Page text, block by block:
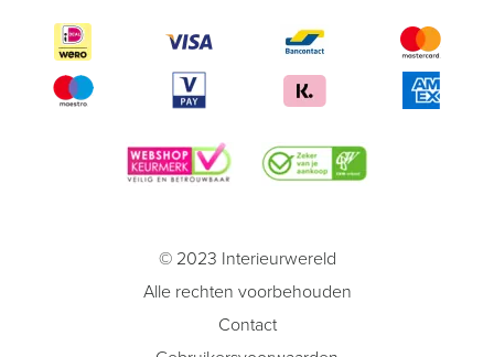
© 2023 Interieurwereld
Alle rechten voorbehouden
Contact